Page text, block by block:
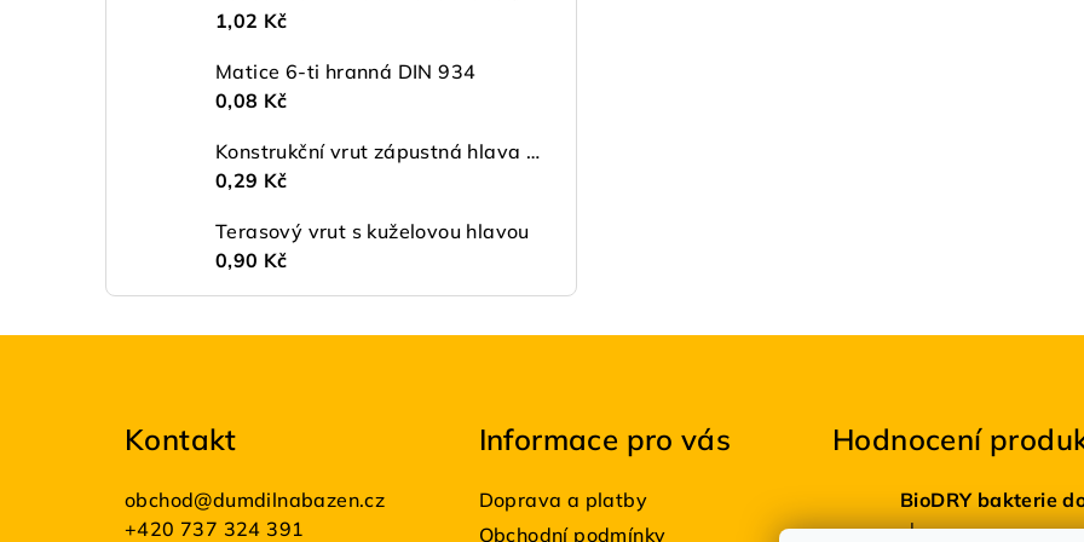
1,02 Kč
Matice 6-ti hranná DIN 934
0,08 Kč
Konstrukční vrut zápustná hlava ø 4,5 TX20 ZŽ
0,29 Kč
Terasový vrut s kuželovou hlavou
0,90 Kč
Kontakt
obchod@dumdilnabazen.cz
+420 737 324 391
Informace pro vás
Doprava a platby
Obchodní podmínky
Hodnocení
|